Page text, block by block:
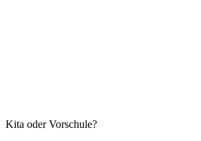
Kita oder Vorschule?